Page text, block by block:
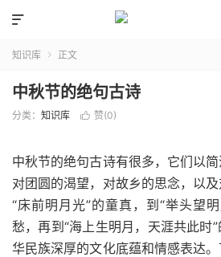

知识库  正文
中秋节的绝句古诗
分类： 知识库  赞(0)
中秋节的绝句古诗有很多，它们以
对团圆的渴望，对故乡的思念，以
“床前明月光”的童真，到“举头望
愁，再到“海上生明月，天涯共此时
华民族深厚的文化底蕴和情感表达